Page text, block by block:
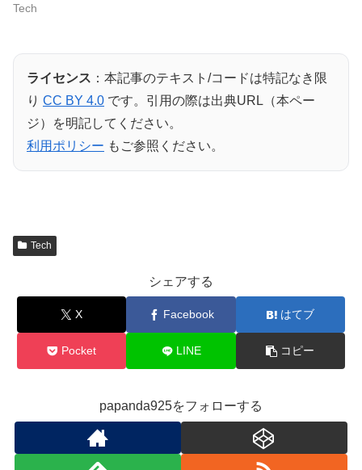
Tech
ライセンス ：本記事のテキスト/コードは特記なき限
り CC BY 4.0 です。引用の際は出典URL（本ペー
ジ）を明記してください。
利用ポリシー もご参照ください。
Tech
シェアする
X Facebook はてブ
Pocket LINE コピー
papanda925をフォローする